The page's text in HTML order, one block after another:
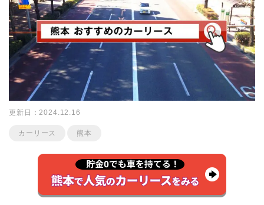
更新日：2024.12.16
カーリース 熊本